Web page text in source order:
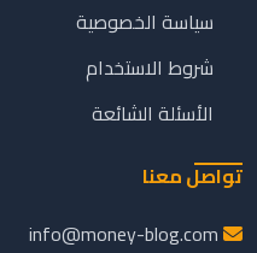
سياسة الخصوصية
شروط الاستخدام
الأسئلة الشائعة
تواصل معنا
info@money-blog.com